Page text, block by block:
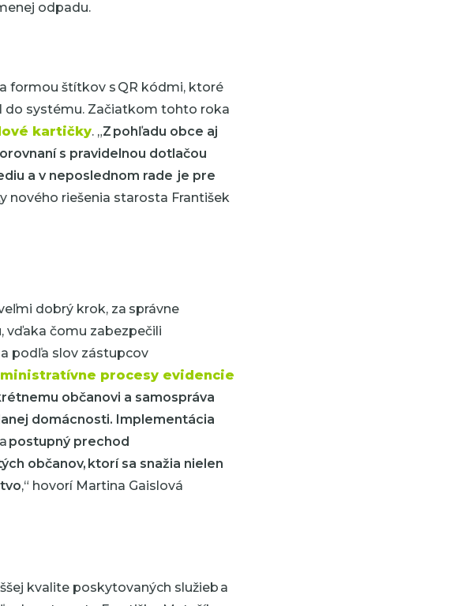
odpadu.
formou štítkov s QR kódmi, ktoré
do systému. Začiatkom tohto roka
kartičky. „Z pohľadu obce aj
s pravidelnou dotlačou
a v neposlednom rade je pre
nového riešenia starosta František
dobrý krok, za správne
vďaka čomu zabezpečili
podľa slov zástupcov
procesy evidencie
občanovi a samospráva
domácnosti. Implementácia
postupný prechod
občanov, ktorí sa snažia nielen
,“ hovorí Martina Gaislová
kvalite poskytovaných služieb a